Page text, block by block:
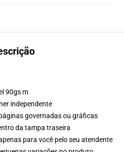
90gs m
independente
governadas ou gráficas
da tampa traseira
para você pelo seu atendente